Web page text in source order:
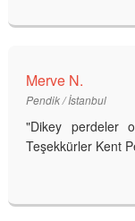
Merve N.
Pendik / İstanbul
"Dikey perdeler
Teşekkürler Kent